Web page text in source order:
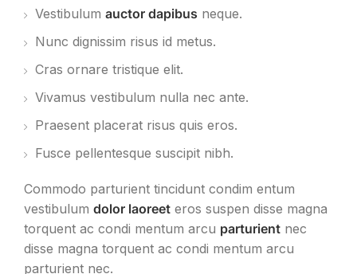
Vestibulum auctor dapibus neque.
Nunc dignissim risus id metus.
Cras ornare tristique elit.
Vivamus vestibulum nulla nec ante.
Praesent placerat risus quis eros.
Fusce pellentesque suscipit nibh.
Commodo parturient tincidunt condim entum
vestibulum dolor laoreet eros suspen disse magna
torquent ac condi mentum arcu parturient nec
disse magna torquent ac condi mentum arcu
parturient nec.